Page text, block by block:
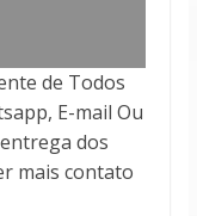
de Todos
E-mail Ou
dos
mais contato